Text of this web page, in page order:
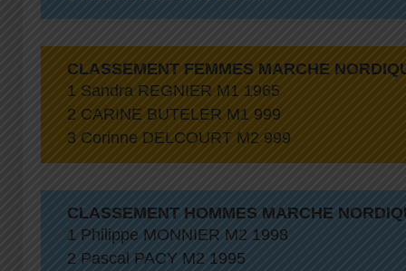
CLASSEMENT FEMMES MARCHE
1 Sandra REGNIER M1 1965
2 CARINE BUTELER M1 999
3 Corinne DELCOURT M2 999
CLASSEMENT HOMMES MARCHE
1 Philippe MONNIER M2 1998
2 Pascal PACY M2 1995